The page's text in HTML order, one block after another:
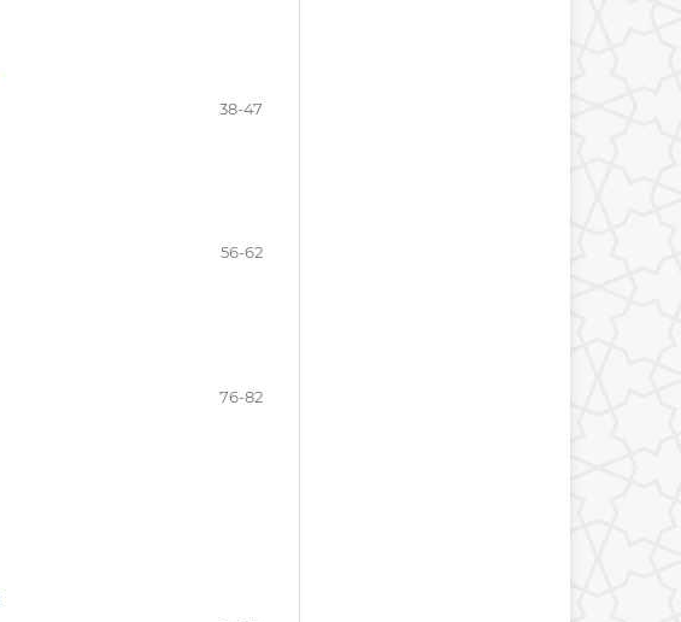
38-47
56-62
76-82